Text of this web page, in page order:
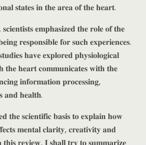
𝐬𝐭𝐚𝐭𝐞𝐬 𝐢𝐧 𝐭𝐡𝐞 𝐚𝐫𝐞𝐚 𝐨𝐟 𝐭𝐡𝐞 𝐡𝐞𝐚𝐫𝐭.
𝐞𝐦𝐩𝐡𝐚𝐬𝐢𝐳𝐞𝐝 𝐭𝐡𝐞 𝐫𝐨𝐥𝐞 𝐨𝐟 𝐭𝐡𝐞
𝐫𝐞𝐬𝐩𝐨𝐧𝐬𝐢𝐛𝐥𝐞 𝐟𝐨𝐫 𝐬𝐮𝐜𝐡 𝐞𝐱𝐩𝐞𝐫𝐢𝐞𝐧𝐜𝐞𝐬.
𝐡𝐚𝐯𝐞 𝐞𝐱𝐩𝐥𝐨𝐫𝐞𝐝 𝐩𝐡𝐲𝐬𝐢𝐨𝐥𝐨𝐠𝐢𝐜𝐚𝐥
𝐡𝐞𝐚𝐫𝐭 𝐜𝐨𝐦𝐦𝐮𝐧𝐢𝐜𝐚𝐭𝐞𝐬 𝐰𝐢𝐭𝐡 𝐭𝐡𝐞
𝐢𝐧𝐟𝐨𝐫𝐦𝐚𝐭𝐢𝐨𝐧 𝐩𝐫𝐨𝐜𝐞𝐬𝐬𝐢𝐧𝐠,
𝐚𝐧𝐝 𝐡𝐞𝐚𝐥𝐭𝐡.
𝐭𝐡𝐞 𝐬𝐜𝐢𝐞𝐧𝐭𝐢𝐟𝐢𝐜 𝐛𝐚𝐬𝐢𝐬 𝐭𝐨 𝐞𝐱𝐩𝐥𝐚𝐢𝐧 𝐡𝐨𝐰
𝐦𝐞𝐧𝐭𝐚𝐥 𝐜𝐥𝐚𝐫𝐢𝐭𝐲, 𝐜𝐫𝐞𝐚𝐭𝐢𝐯𝐢𝐭𝐲 𝐚𝐧𝐝
𝐫𝐞𝐯𝐢𝐞𝐰, 𝐈 𝐬𝐡𝐚𝐥𝐥 𝐭𝐫𝐲 𝐭𝐨 𝐬𝐮𝐦𝐦𝐚𝐫𝐢𝐳𝐞